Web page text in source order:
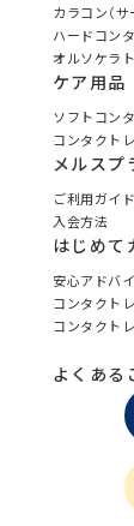
カラコン（
ハードコン
オルソケラ
ケア用品
ソフトコン
コンタクト
メルスプ
ご利用ガイド
入会方法
はじめて
安心アドバ
コンタクト
コンタクト
よくある